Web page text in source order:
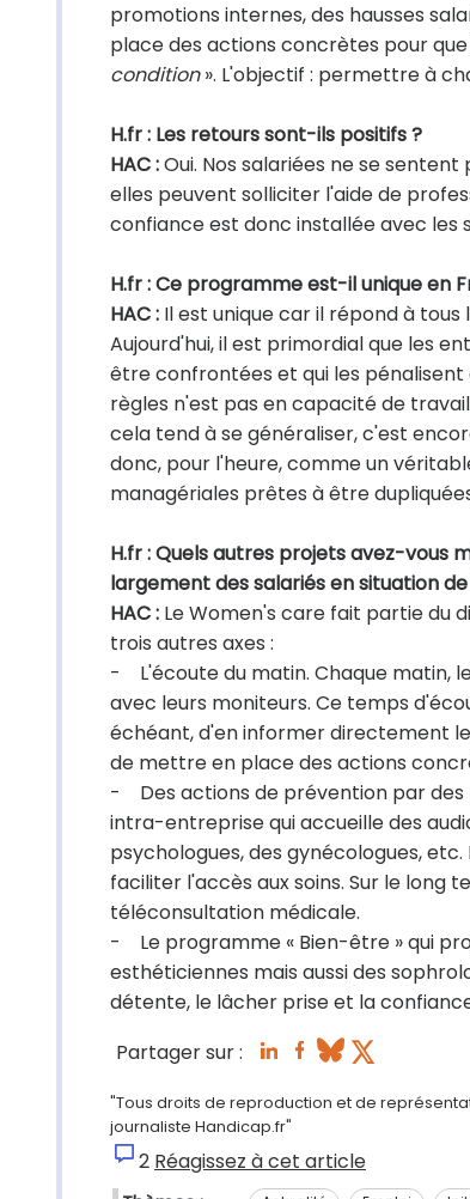
promotions internes, des hausses
place des actions concrètes pour
condition». L'objectif : permettre à
H.fr : Les retours sont-ils positifs ?
HAC :Oui. Nos salariées ne se
elles peuvent solliciter l'aide de
confiance est donc installée avec les
H.fr : Ce programme est-il unique en
HAC : Il est unique car il répond à
Aujourd'hui, il est primordial que les
être confrontées et qui les pénalisent
règles n'est pas en capacité de
cela tend à se généraliser, c'est
donc, pour l'heure, comme un
managériales prêtes à être
H.fr : Quels autres projets avez-vous
largement des salariés en situation
HAC : Le Women's care fait partie du
trois autres axes :
- L'écoute du matin. Chaque matin,
avec leurs moniteurs. Ce temps
échéant, d'en informer directement
de mettre en place des actions
- Des actions de prévention par des
intra-entreprise qui accueille des
psychologues, des gynécologues,
faciliter l'accès aux soins. Sur le long
téléconsultation médicale.
- Le programme « Bien-être » qui
esthéticiennes mais aussi des
détente, le lâcher prise et la
Partager sur :
"Tous droits de reproduction et de
journaliste Handicap.fr"
2 Réagissez à cet article